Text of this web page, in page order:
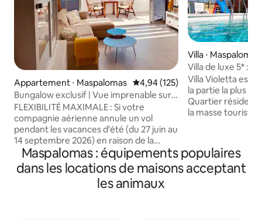
Appartement ⋅ Maspalomas Évaluation moyenne sur la
4,94 (125)
Bungalow exclusif | Vue imprenable sur
la mer à 75 marches
FLEXIBILITÉ MAXIMALE : Si votre
compagnie aérienne annule un vol
pendant les vacances d'été (du 27 juin au
14 septembre 2026) en raison de la
hausse du prix du carburant, nous vous
accordons une annulation gratuite.
Organisez votre séjour en toute
confiance, voyagez en toute
Villa ⋅ Maspalomas
Villa de luxe 5* :
piscine chauffée
Villa Violetta est
la partie la plus
Quartier
la masse
compose de
parfaitement
grandes
de San Agustín
Maspalomas : équipements populaires
dans les locations de maisons acceptant
les animaux